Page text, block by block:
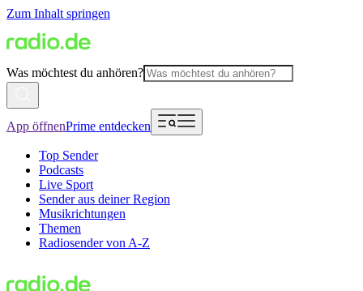
Zum Inhalt springen
Was möchtest du anhören?
App öffnenPrime entdecken
Top Sender
Podcasts
Live Sport
Sender aus deiner Region
Musikrichtungen
Themen
Radiosender von A-Z